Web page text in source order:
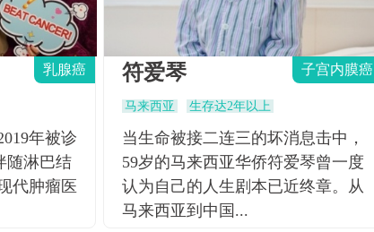
乳腺癌
年被诊
随淋巴结
代肿瘤医
符爱琴 子宫内膜癌
马来西亚 生存达2年以上
当生命被接二连三的坏消息击中，
59岁的马来西亚华侨符爱琴曾一度
认为自己的人生剧本已近终章。从
马来西亚到中国...